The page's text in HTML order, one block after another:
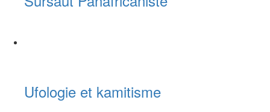
Ufologie et kamitisme